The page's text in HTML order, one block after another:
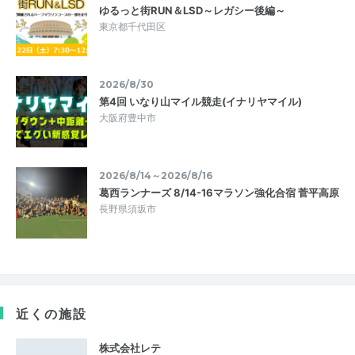
ゆるっと街RUN＆LSD～レガシー後編～
東京都千代田区
2026/8/30
第4回 いなり山マイル競走(イナリヤマイル)
大阪府豊中市
2026/8/14～2026/8/16
葛西ランナーズ 8/14-16マラソン強化合宿 菅平高原
長野県須坂市
近くの施設
株式会社レテ